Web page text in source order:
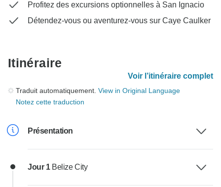
Profitez des excursions optionnelles à San Ignacio
Détendez-vous ou aventurez-vous sur Caye Caulker
Itinéraire
Voir l’itinéraire complet
Traduit automatiquement. View in Original Language
Notez cette traduction
Présentation
Jour 1 Belize City